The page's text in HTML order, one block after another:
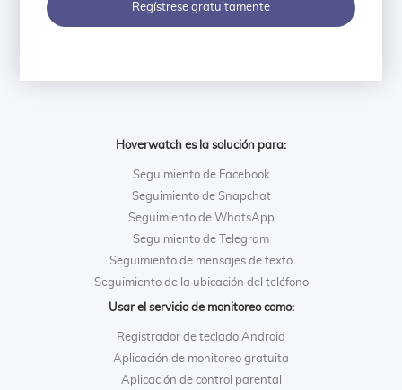
Regístrese gratuitamente
Hoverwatch es la solución para:
Seguimiento de Facebook
Seguimiento de Snapchat
Seguimiento de WhatsApp
Seguimiento de Telegram
Seguimiento de mensajes de texto
Seguimiento de la ubicación del teléfono
Usar el servicio de monitoreo como:
Registrador de teclado Android
Aplicación de monitoreo gratuita
Aplicación de control parental